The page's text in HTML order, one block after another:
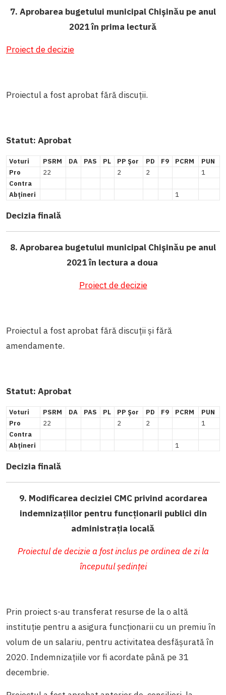
7. Aprobarea bugetului municipal Chișinău pe anul
2021 în prima lectură
Proiect de decizie
Proiectul a fost aprobat fără discuții.
Statut: Aprobat
Voturi PSRM DA PAS PL PP Șor PD F9 PCRM
PUN
Pro
22 2 2
1
Contra
Abțineri
1
Decizia finală
8. Aprobarea bugetului municipal Chișinău pe anul
2021 în lectura a doua
Proiect de decizie
Proiectul a fost aprobat fără discuții și fără
amendamente.
Statut: Aprobat
Voturi PSRM DA PAS PL PP Șor PD F9 PCRM
PUN
Pro
22 2 2
1
Contra
Abțineri
1
Decizia finală
9. Modificarea deciziei CMC privind acordarea
indemnizațiilor pentru funcționarii publici din
administrația locală
Proiectul de decizie a fost inclus pe ordinea de zi la
începutul ședinței
Prin proiect s-au transferat resurse de la o altă
instituție pentru a asigura funcționarii cu un premiu în
volum de un salariu, pentru activitatea desfășurată în
2020. Indemnizațiile vor fi acordate până pe 31
decembrie.